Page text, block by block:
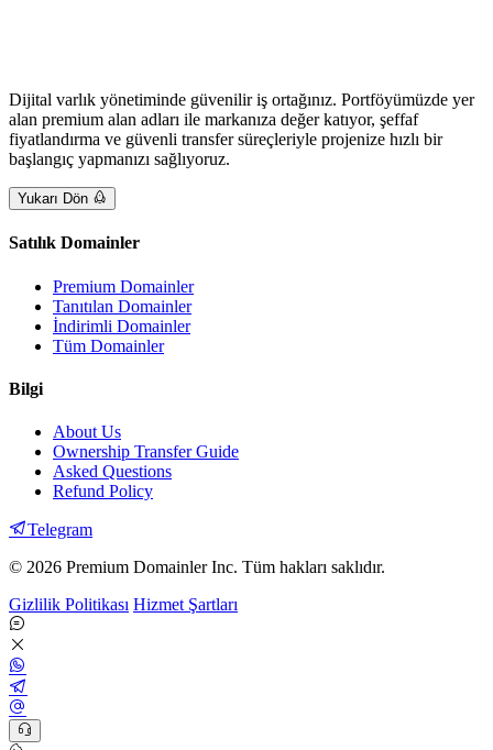
Dijital varlık yönetiminde güvenilir iş ortağınız. Portföyümüzde yer
alan premium alan adları ile markanıza değer katıyor, şeffaf
fiyatlandırma ve güvenli transfer süreçleriyle projenize hızlı bir
başlangıç yapmanızı sağlıyoruz.
Yukarı Dön
Satılık Domainler
Premium Domainler
Tanıtılan Domainler
İndirimli Domainler
Tüm Domainler
Bilgi
About Us
Ownership Transfer Guide
Asked Questions
Refund Policy
Telegram
© 2026 Premium Domainler Inc. Tüm hakları saklıdır.
Gizlilik Politikası Hizmet Şartları